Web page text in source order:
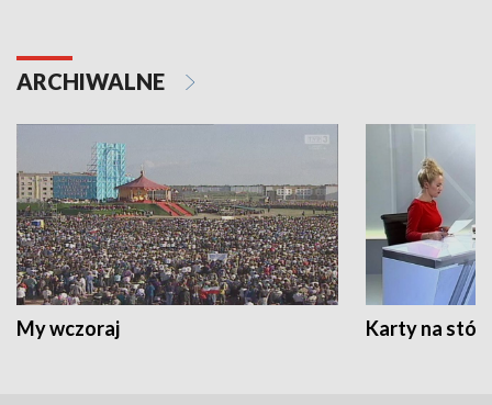
ARCHIWALNE
My wczoraj Karty na